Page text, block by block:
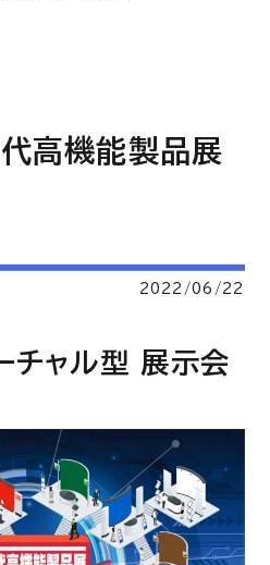
高機能製品展
2022/06/22
チャル型 展示会